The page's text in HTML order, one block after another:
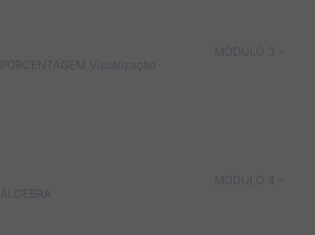
MÓDULO 3 –
PORCENTAGEM Visualização
MÓDULO 4 –
ÁLGEBRA